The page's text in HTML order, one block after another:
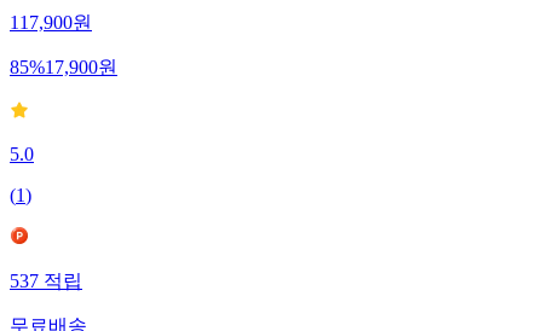
117,900원
85%17,900원
5.0
(1)
537적립